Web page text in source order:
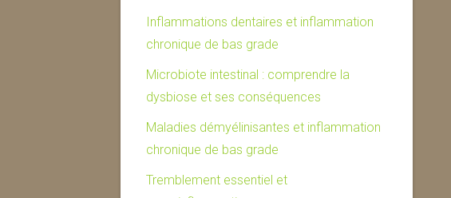
Inflammations dentaires et inflammation
chronique de bas grade
Microbiote intestinal : comprendre la
dysbiose et ses conséquences
Maladies démyélinisantes et inflammation
chronique de bas grade
Tremblement essentiel et